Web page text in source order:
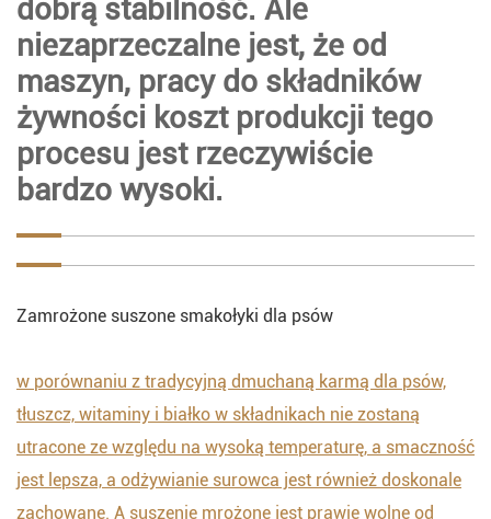
dobrą stabilność. Ale
niezaprzeczalne jest, że od
maszyn, pracy do składników
żywności koszt produkcji tego
procesu jest rzeczywiście
bardzo wysoki.
Zamrożone suszone smakołyki dla psów
w porównaniu z tradycyjną dmuchaną karmą dla psów,
tłuszcz, witaminy i białko w składnikach nie zostaną
utracone ze względu na wysoką temperaturę, a smaczność
jest lepsza, a odżywianie surowca jest również doskonale
zachowane. A suszenie mrożone jest prawie wolne od